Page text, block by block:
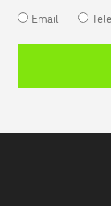
Email